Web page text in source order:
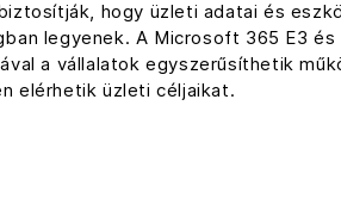
hogy üzleti adatai és
legyenek. A Microsoft 365 E3 és
a vállalatok egyszerűsíthetik
elérhetik üzleti céljaikat.